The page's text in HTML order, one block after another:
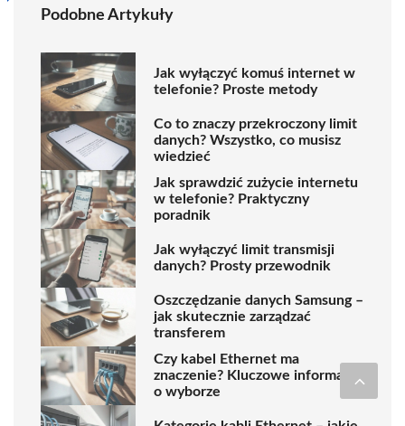
Podobne Artykuły
Jak wyłączyć komuś internet w
telefonie? Proste metody
Co to znaczy przekroczony limit
danych? Wszystko, co musisz
wiedzieć
Jak sprawdzić zużycie internetu
w telefonie? Praktyczny
poradnik
Jak wyłączyć limit transmisji
danych? Prosty przewodnik
Oszczędzanie danych Samsung –
jak skutecznie zarządzać
transferem
Czy kabel Ethernet ma
znaczenie? Kluczowe informacje
o wyborze